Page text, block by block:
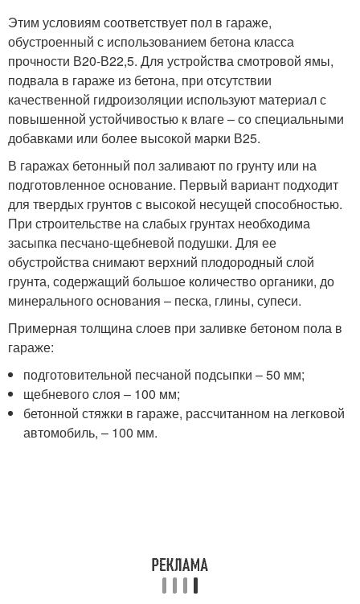
Этим условиям соответствует пол в гараже,
обустроенный с использованием бетона класса
прочности В20-В22,5. Для устройства смотровой ямы,
подвала в гараже из бетона, при отсутствии
качественной гидроизоляции используют материал с
повышенной устойчивостью к влаге – со специальными
добавками или более высокой марки В25.
В гаражах бетонный пол заливают по грунту или на
подготовленное основание. Первый вариант подходит
для твердых грунтов с высокой несущей способностью.
При строительстве на слабых грунтах необходима
засыпка песчано-щебневой подушки. Для ее
обустройства снимают верхний плодородный слой
грунта, содержащий большое количество органики, до
минерального основания – песка, глины, супеси.
Примерная толщина слоев при заливке бетоном пола в
гараже:
подготовительной песчаной подсыпки – 50 мм;
щебневого слоя – 100 мм;
бетонной стяжки в гараже, рассчитанном на легковой
автомобиль, – 100 мм.